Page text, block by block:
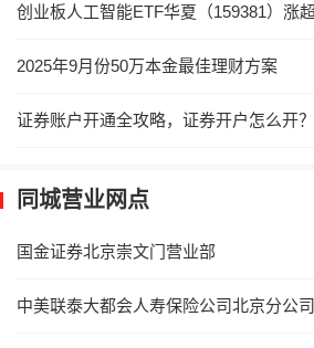
2025年9月份50万本金最佳理财方案
同城营业网点
国金证券北京崇文门营业部
中美联泰大都会人寿保险公司北京分公司